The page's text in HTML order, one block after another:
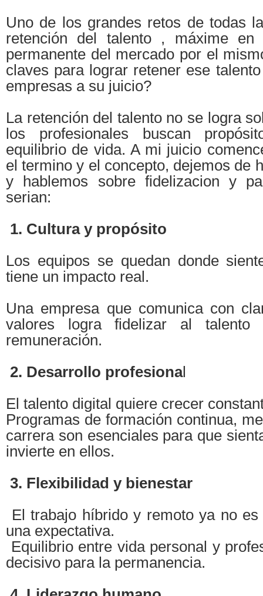
Uno de los grandes retos de todas
retención del talento , máxime en
permanente del mercado por el
claves para lograr retener ese
empresas a su juicio?
La retención del talento no se logra
los profesionales buscan
equilibrio de vida. A mi juicio
el termino y el concepto, dejemos de
y hablemos sobre fidelizacion y
serian:
1. Cultura y propósito
Los equipos se quedan donde
tiene un impacto real.
Una empresa que comunica con
valores logra fidelizar al
remuneración.
2. Desarrollo profesional
El talento digital quiere crecer
Programas de formación continua,
carrera son esenciales para que
invierte en ellos.
3. Flexibilidad y bienestar
El trabajo híbrido y remoto ya no
una expectativa.
Equilibrio entre vida personal y
decisivo para la permanencia.